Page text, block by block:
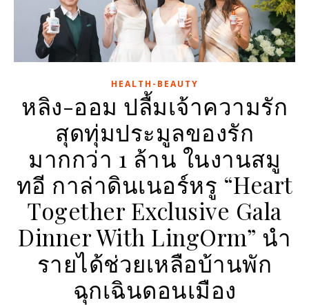
HEALTH-BEAUTY
หลิง-ออม ปลื้มเจ้าความรัก
สุดทุ่มประมูลของรัก
มากกว่า 1 ล้าน ในงานสมู
ทอี กาล่าดินเนอร์หรู “Heart
Together Exclusive Gala
Dinner With LingOrm” นำ
รายได้ช่วยเหลือบ้านพัก
ฉุกเฉินดอนเมือง